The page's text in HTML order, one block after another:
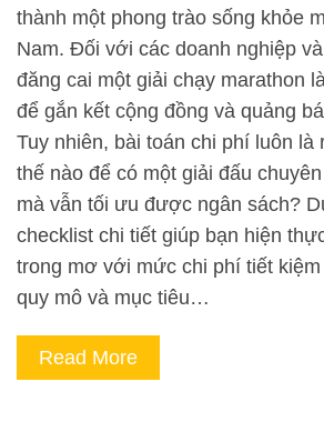
thành một phong trào sống khỏe
Nam. Đối với các doanh nghiệp
đăng cai một giải chạy marathon
để gắn kết cộng đồng và quảng
Tuy nhiên, bài toán chi phí luôn là
thế nào để có một giải đấu
mà vẫn tối ưu được ngân sách?
checklist chi tiết giúp bạn hiện
trong mơ với mức chi phí tiết
quy mô và mục tiêu…
Read More